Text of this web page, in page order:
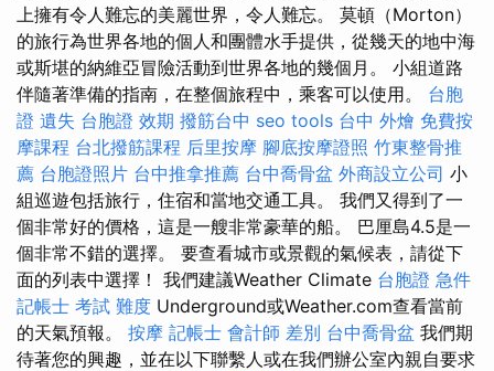
上擁有令人難忘的美麗世界，令人難忘。 莫頓（Morton）
的旅行為世界各地的個人和團體水手提供，從幾天的地中海
或斯堪的納維亞冒險活動到世界各地的幾個月。 小組道路
伴隨著準備的指南，在整個旅程中，乘客可以使用。 台胞
證 遺失 台胞證 效期 撥筋台中 seo tools 台中 外燴 免費按
摩課程 台北撥筋課程 后里按摩 腳底按摩證照 竹東整骨推
薦 台胞證照片 台中推拿推薦 台中喬骨盆 外商設立公司 小
組巡遊包括旅行，住宿和當地交通工具。 我們又得到了一
個非常好的價格，這是一艘非常豪華的船。 巴厘島4.5是一
個非常不錯的選擇。 要查看城市或景觀的氣候表，請從下
面的列表中選擇！ 我們建議Weather Climate 台胞證 急件
記帳士 考試 難度 Underground或Weather.com查看當前
的天氣預報。 按摩 記帳士 會計師 差別 台中喬骨盆 我們期
待著您的興趣，並在以下聯繫人或在我們辦公室內親自要求